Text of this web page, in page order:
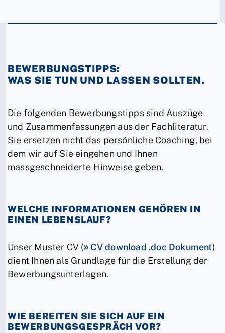
BEWERBUNGSTIPPS:
WAS SIE TUN UND LASSEN SOLLTEN.
Die folgenden Bewerbungstipps sind Auszüge
und Zusammenfassungen aus der Fachliteratur.
Sie ersetzen nicht das persönliche Coaching, bei
dem wir auf Sie eingehen und Ihnen
massgeschneiderte Hinweise geben.
WELCHE INFORMATIONEN GEHÖREN IN
EINEN LEBENSLAUF?
Unser Muster CV ( CV download .doc Dokument)
dient Ihnen als Grundlage für die Erstellung der
Bewerbungsunterlagen.
WIE BEREITEN SIE SICH AUF EIN
BEWERBUNGSGESPRÄCH VOR?